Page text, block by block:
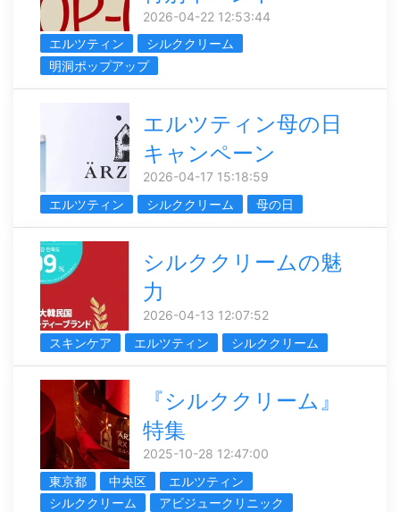
2026-04-22 12:53:44
エルツティン
シルククリーム
明洞ポップアップ
エルツティン母の日
キャンペーン
2026-04-17 15:18:59
エルツティン
シルククリーム 母の日
シルククリームの魅
力
2026-04-13 12:07:52
スキンケア
エルツティン シルククリーム
『シルククリーム』
特集
2025-10-28 12:47:00
東京都
中央区
エルツティン
シルククリーム
アビジュークリニック